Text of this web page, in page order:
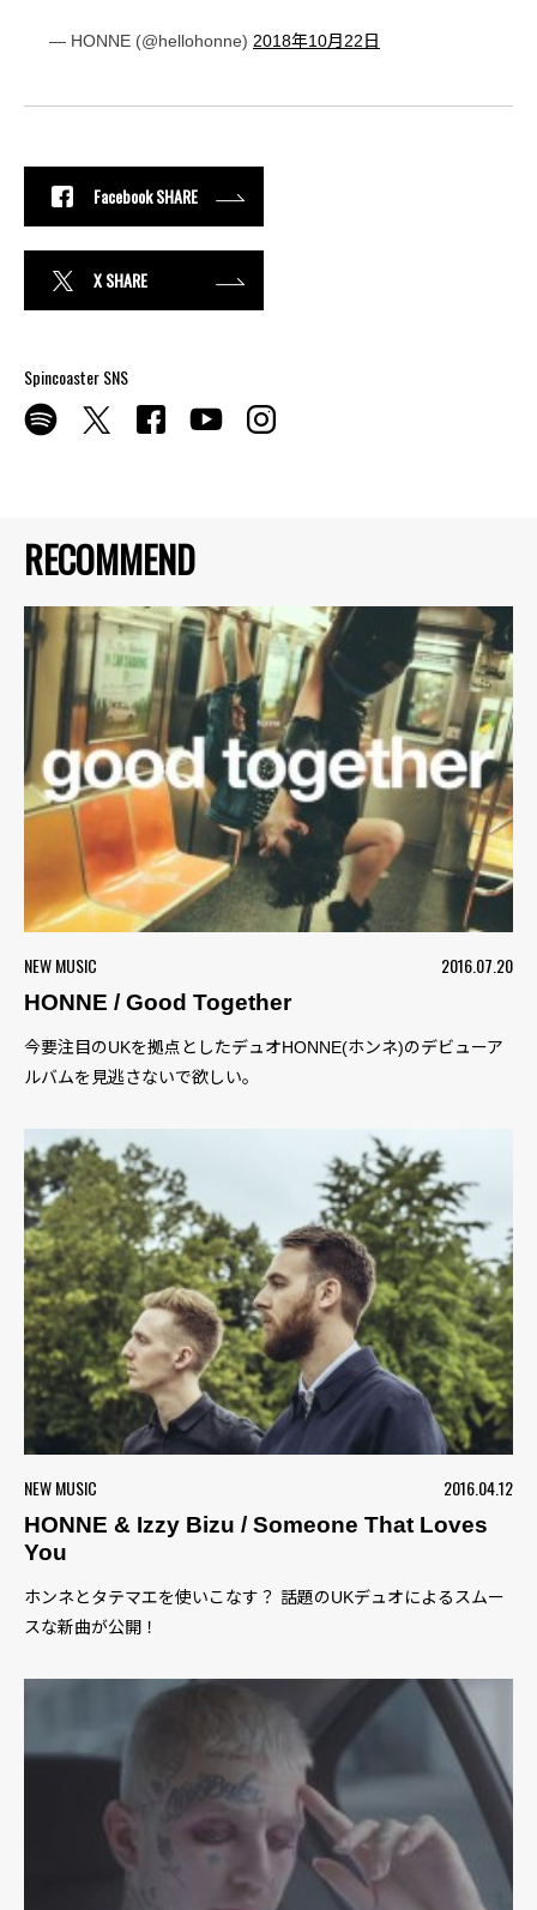
RECOMMEND
NEW MUSIC
2016.07.20
HONNE / Good Together
今要注目のUKを拠点としたデュオHONNE(ホンネ)のデビューア
ルバムを見逃さないで欲しい。
NEW MUSIC
2016.04.12
HONNE & Izzy Bizu / Someone That Loves
You
ホンネとタテマエを使いこなす？ 話題のUKデュオによるスムー
スな新曲が公開！
— HONNE (@hellohonne) 2018年10月22日
Facebook SHARE
X SHARE
Spincoaster SNS